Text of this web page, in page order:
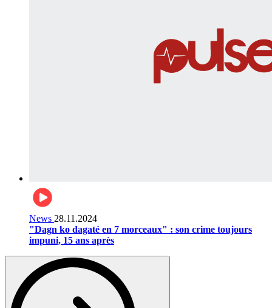
News 28.11.2024
"Dagn ko dagaté en 7 morceaux" : son crime toujours
impuni, 15 ans après